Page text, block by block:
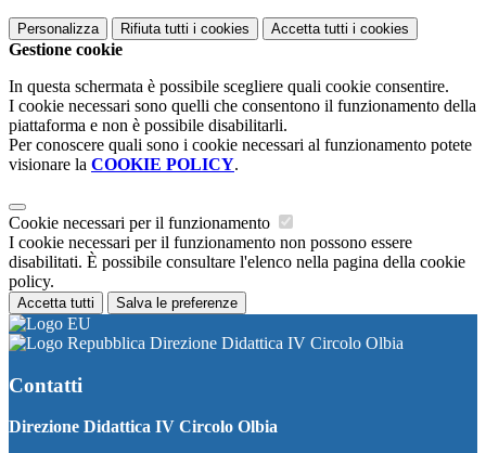
Personalizza Rifiuta tutti i cookies Accetta tutti i cookies
Gestione cookie
In questa schermata è possibile scegliere quali cookie consentire.
I cookie necessari sono quelli che consentono il funzionamento della
piattaforma e non è possibile disabilitarli.
Per conoscere quali sono i cookie necessari al funzionamento potete
visionare la COOKIE POLICY.
Cookie necessari per il funzionamento
I cookie necessari per il funzionamento non possono essere
disabilitati. È possibile consultare l'elenco nella pagina della cookie
policy.
Accetta tutti Salva le preferenze
Direzione Didattica IV Circolo Olbia
Contatti
Direzione Didattica IV Circolo Olbia